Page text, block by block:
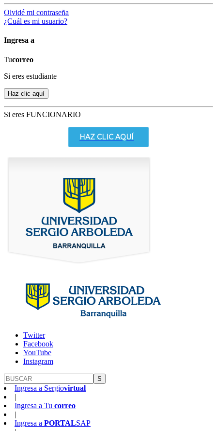
Olvidé mi contraseña
¿Cuál es mi usuario?
Ingresa a
Tucorreo
Si eres estudiante
Si eres FUNCIONARIO
HAZ CLIC AQUÍ
Twitter
Facebook
YouTube
Instagram
S
Ingresa a Sergiovirtual
Ingresa a Tu correo
Ingresa a PORTALSAP